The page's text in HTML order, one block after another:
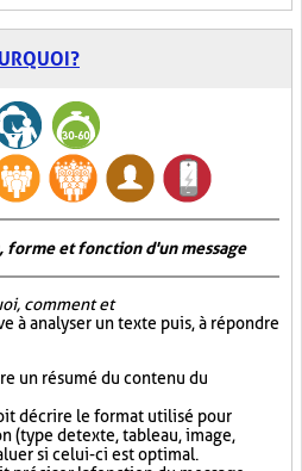
forme et fonction d'un message
comment et
à analyser un texte puis, à répondre
un résumé du contenu du
décrire le format utilisé pour
(type de texte, tableau, image,
si celui-ci est optimal.